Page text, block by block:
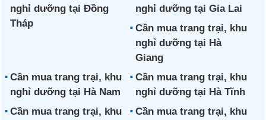
nghỉ dưỡng tại Đồng
Tháp
nghỉ dưỡng tại Gia Lai
Cần mua trang trại, khu
nghỉ dưỡng tại Hà
Giang
Cần mua trang trại, khu
nghỉ dưỡng tại Hà Nam
Cần mua trang trại, khu
nghỉ dưỡng tại Hà Tĩnh
Cần mua trang trại, khu
Cần mua trang trại, khu